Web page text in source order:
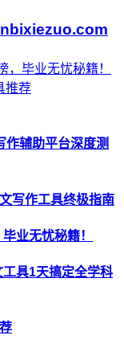
，毕业无忧秘籍！
推荐
作辅助平台深度测
写作工具终极指南
业无忧秘籍！
具1天搞定全学科